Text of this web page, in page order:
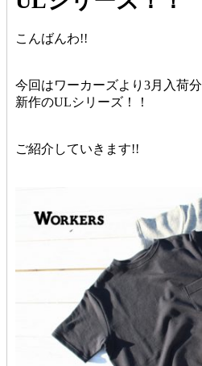
こんばんわ!!
今回はワーカーズより3月入荷分
新作のULシリーズ！！
ご紹介していきます!!